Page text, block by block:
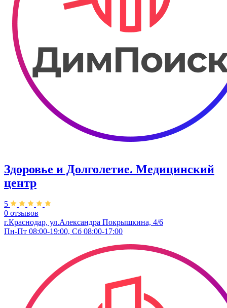
Здоровье и Долголетие. ​Медицинский
центр
5
0 отзывов
г.Краснодар, ул.Александра Покрышкина, 4/6
Пн-Пт 08:00-19:00, Сб 08:00-17:00